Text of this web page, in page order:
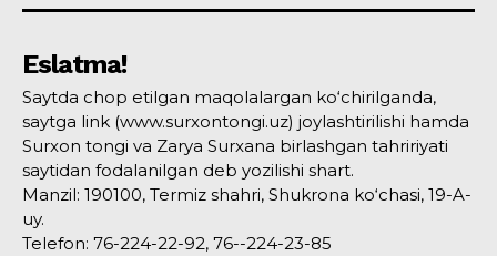
Eslatma!
Saytda chop etilgan maqolalargan ko‘chirilganda,
saytga link (www.surxontongi.uz) joylashtirilishi hamda
Surxon tongi va Zarya Surxana birlashgan tahririyati
saytidan fodalanilgan deb yozilishi shart.
Manzil: 190100, Termiz shahri, Shukrona ko‘chasi, 19-A-
uy.
Telefon: 76-224-22-92, 76--224-23-85